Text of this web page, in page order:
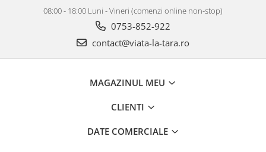
08:00 - 18:00 Luni - Vineri (comenzi online non-stop)
0753-852-922
contact@viata-la-tara.ro
MAGAZINUL MEU
CLIENTI
DATE COMERCIALE